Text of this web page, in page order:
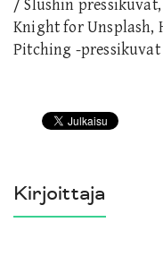
/ Slushin
Knight for Unsplash,
Pitching -pressikuvat
Kirjoittaja